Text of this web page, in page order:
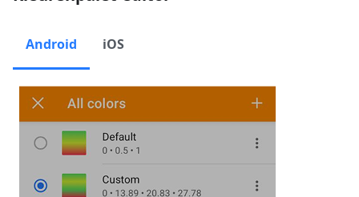
Android iOS